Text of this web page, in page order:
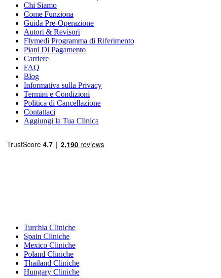
Chi Siamo
Come Funziona
Guida Pre-Operazione
Autori & Revisori
Flymedi Programma di Riferimento
Piani Di Pagamento
Carriere
FAQ
Blog
Informativa sulla Privacy
Termini e Condizioni
Politica di Cancellazione
Contattaci
Aggiungi la Tua Clinica
Turchia Cliniche
Spain Cliniche
Mexico Cliniche
Poland Cliniche
Thailand Cliniche
Hungary Cliniche